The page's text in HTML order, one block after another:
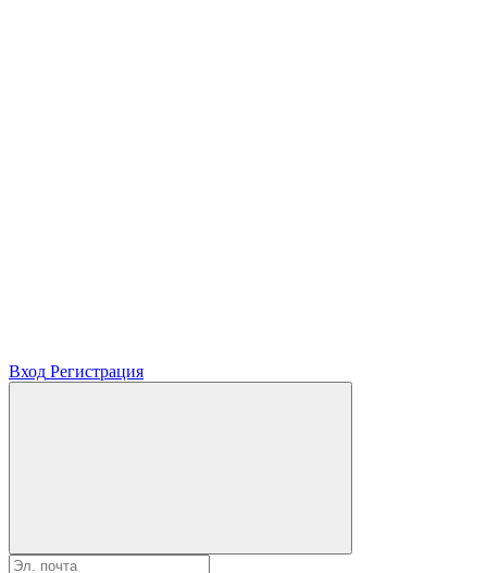
Вход Регистрация